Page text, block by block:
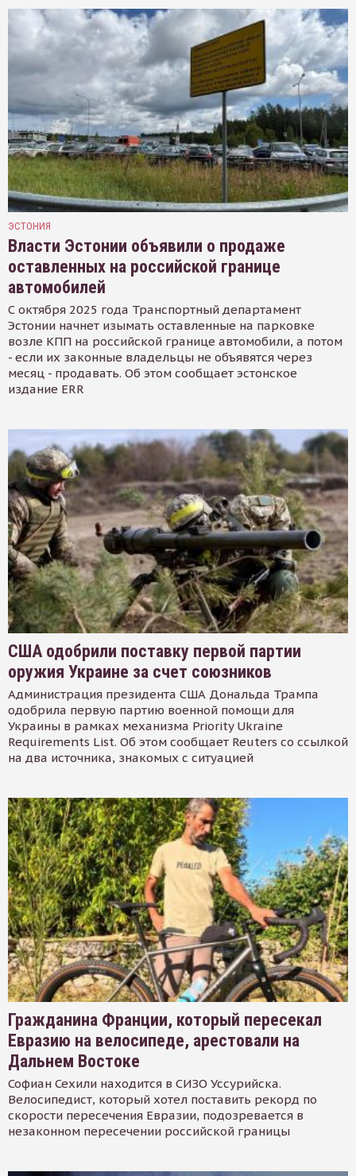
ЭСТОНИЯ
Власти Эстонии объявили о продаже
оставленных на российской границе
автомобилей
С октября 2025 года Транспортный департамент
Эстонии начнет изымать оставленные на парковке
возле КПП на российской границе автомобили, а потом
- если их законные владельцы не объявятся через
месяц - продавать. Об этом сообщает эстонское
издание ERR
США одобрили поставку первой партии
оружия Украине за счет союзников
Администрация президента США Дональда Трампа
одобрила первую партию военной помощи для
Украины в рамках механизма Priority Ukraine
Requirements List. Об этом сообщает Reuters со ссылкой
на два источника, знакомых с ситуацией
Гражданина Франции, который пересекал
Евразию на велосипеде, арестовали на
Дальнем Востоке
Софиан Сехили находится в СИЗО Уссурийска.
Велосипедист, который хотел поставить рекорд по
скорости пересечения Евразии, подозревается в
незаконном пересечении российской границы